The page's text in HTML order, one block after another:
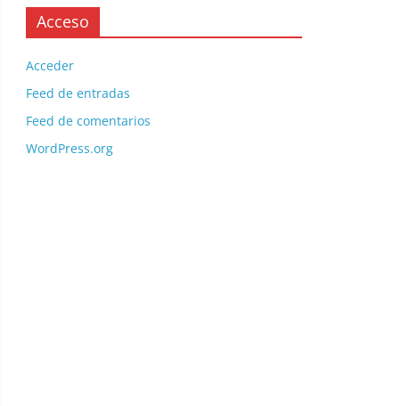
Acceso
Acceder
Feed de entradas
Feed de comentarios
WordPress.org